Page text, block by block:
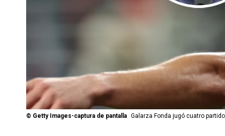
© Getty Images-captura de pantalla Galarza Fonda jugó cuatro